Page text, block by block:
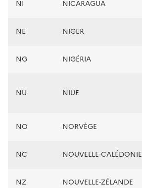
NI NICARAGUA
NE NIGER
NG NIGÉRIA
NU NIUE
NO NORVÈGE
NC NOUVELLE-CALÉDONIE
NZ NOUVELLE-ZÉLANDE